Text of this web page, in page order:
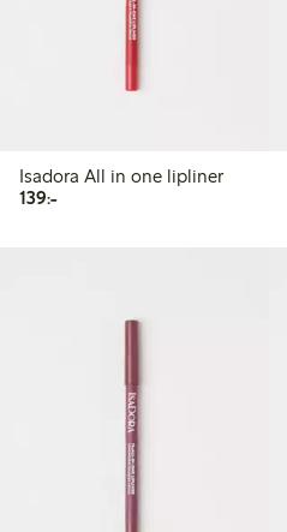
Isadora All in one lipliner
139:-139,00 kr